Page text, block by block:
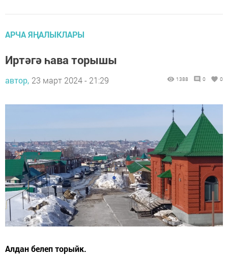
АРЧА ЯҢАЛЫКЛАРЫ
Иртәгә һава торышы
автор, 23 март 2024 - 21:29 1388 0 0
Алдан белеп торыйк.